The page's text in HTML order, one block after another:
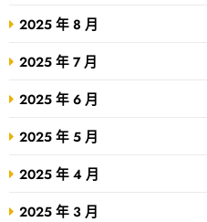
2025 年 8 月
2025 年 7 月
2025 年 6 月
2025 年 5 月
2025 年 4 月
2025 年 3 月